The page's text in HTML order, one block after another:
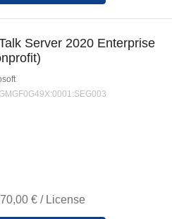
Server 2020 Enterprise
€ / License